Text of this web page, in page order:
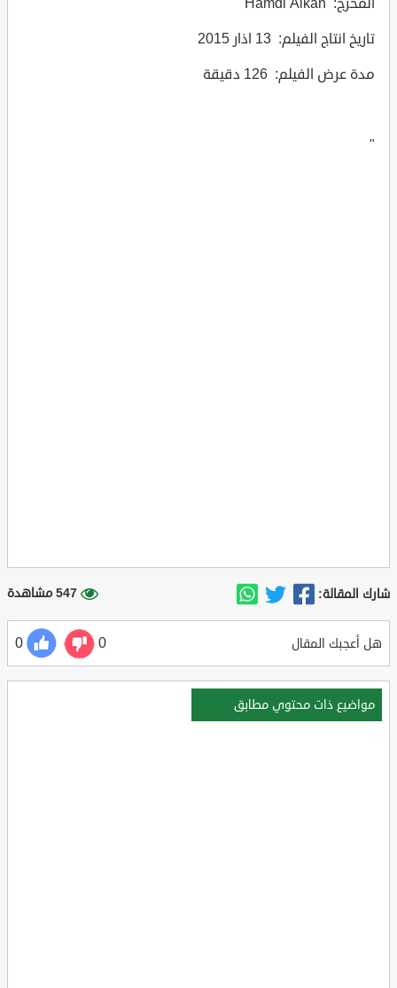
تاريخ انتاج الفيلم: 13 اذار 2015
مدة عرض الفيلم: 126 دقيقة
"
شارك المقالة: 547 مشاهدة
هل أعجبك المقال 0
0
مواضيع ذات محتوي مطابق